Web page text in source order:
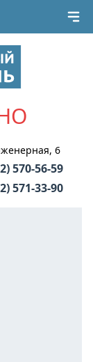
6
570-56-59
571-33-90